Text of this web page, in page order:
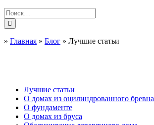
» Главная » Блог » Лучшие статьи
Лучшие статьи
О домах из оцилиндрованного бревна
О фундаменте
О домах из бруса